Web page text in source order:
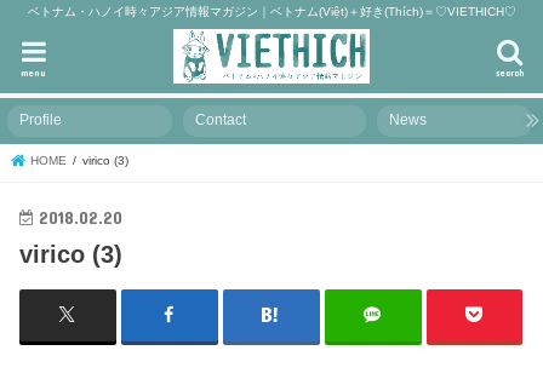
ベトナム・ハノイ時々アジア情報マガジン｜ベトナム(Việt)＋好き(Thích)＝♡VIETHICH♡
search
menu
Profile Contact News
HOME virico (3)
2018.02.20
virico (3)